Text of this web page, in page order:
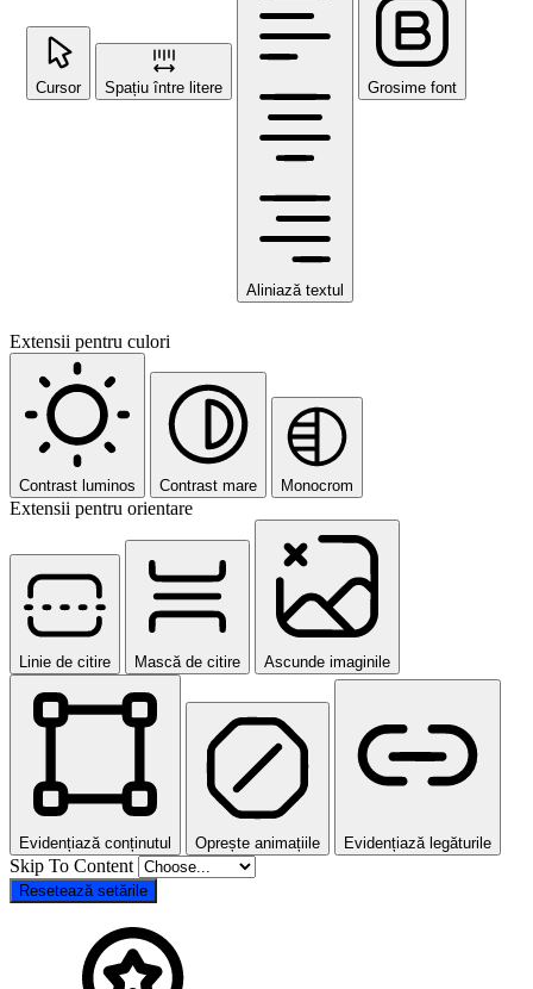
Cursor Spațiu între litere
Aliniază textul
Grosime font
Extensii pentru culori
Contrast luminos Contrast mare Monocrom
Extensii pentru orientare
Linie de citire Mască de citire Ascunde imaginile
Evidențiază conținutul Oprește animațiile Evidențiază legăturile
Skip To Content
Resetează setările